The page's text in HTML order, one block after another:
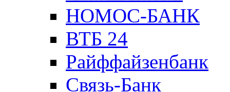
НОМОС-БАНК
ВТБ 24
Райффайзенбанк
Связь-Банк